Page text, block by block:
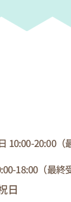
10:00-20:00（
18:00（最終
日